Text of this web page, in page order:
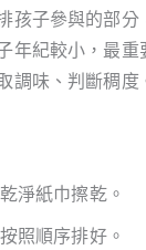
孩子參與的部分
年紀較小，最
調味、判斷稠度
淨紙巾擦乾。
照順序排好。